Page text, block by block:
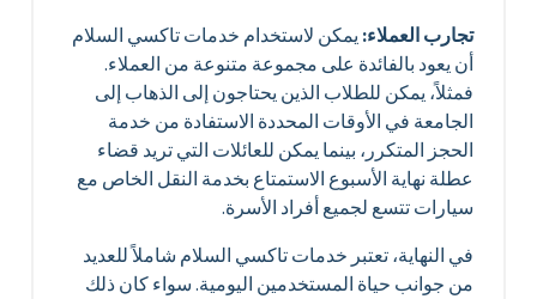
تجارب العملاء:يمكن لاستخدام خدمات تاكسي السلام
أن يعود بالفائدة على مجموعة متنوعة من العملاء.
فمثلاً، يمكن للطلاب الذين يحتاجون إلى الذهاب إلى
الجامعة في الأوقات المحددة الاستفادة من خدمة
الحجز المتكرر، بينما يمكن للعائلات التي تريد قضاء
عطلة نهاية الأسبوع الاستمتاع بخدمة النقل الخاص مع
سيارات تتسع لجميع أفراد الأسرة.
في النهاية، تعتبر خدمات تاكسي السلام شاملاً للعديد
من جوانب حياة المستخدمين اليومية. سواء كان ذلك